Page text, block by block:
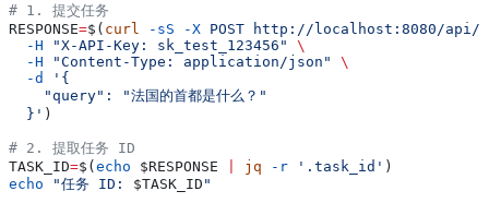
# 1. 提交任务
RESPONSE=$( curl -sS -X POST http://localhost:8080/api/
  -H
"X-API-Key: sk_test_123456"
\
  -H
"Content-Type: application/json"
\
  -d
'{
    "query": "法国的首都是什么？"
  }'
)
# 2. 提取任务 ID
TASK_ID=$( echo $RESPONSE jq -r '.task_id' )
echo "任务 ID: $TASK_ID "